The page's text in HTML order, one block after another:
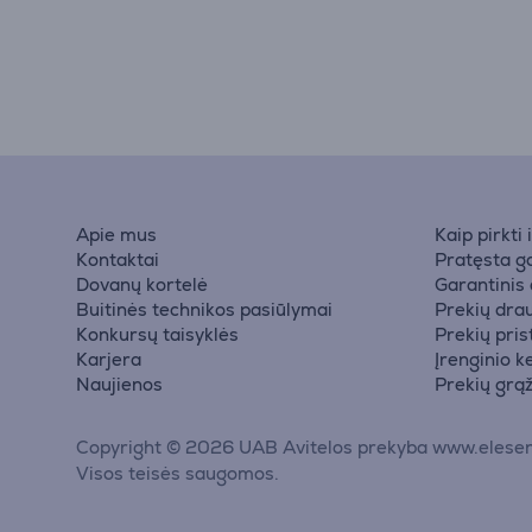
Apie mus
Kontaktai
Dovanų kortelė
Buitinės technikos pasiūlymai
Konkursų taisyklės
Karjera
Naujienos
Kaip pirkti
Pratęsta
Garantinis
Prekių
Prekių
Įrenginio
Prekių
Copyright © 2026 UAB Avitelos prekyba
Visos teisės saugomos.